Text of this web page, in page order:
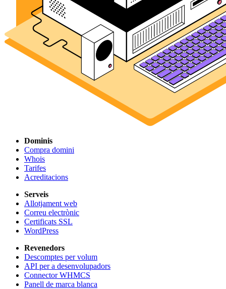
Dominis
Compra domini
Whois
Tarifes
Acreditacions
Serveis
Allotjament web
Correu electrònic
Certificats SSL
WordPress
Revenedors
Descomptes per volum
API per a desenvolupadors
Connector WHMCS
Panell de marca blanca